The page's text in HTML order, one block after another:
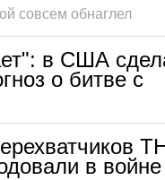
совсем обнаглел
в США
о битве с
в войне